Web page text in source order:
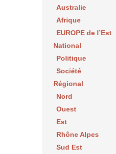
Australie
Afrique
EUROPE de l’Est
National
Politique
Société
Régional
Nord
Ouest
Est
Rhône Alpes
Sud Est